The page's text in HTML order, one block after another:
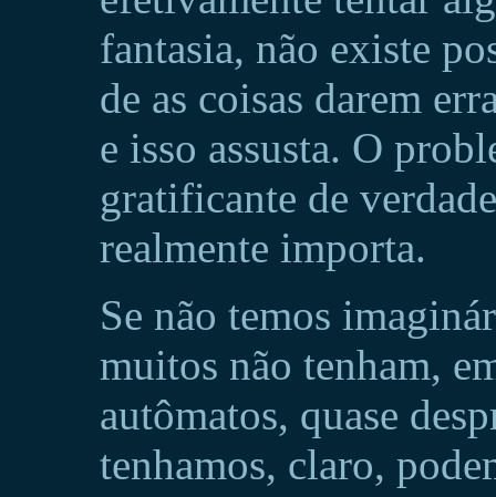
fantasia, não existe
de as coisas darem
e isso assusta. O
gratificante de
realmente importa.
Se não temos
muitos não tenham,
autômatos, quase
tenhamos, claro,